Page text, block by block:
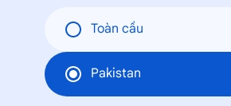
Toàn cầu
Pakistan